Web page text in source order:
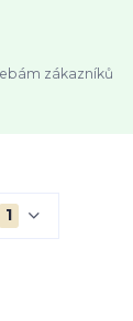
zákazníků
1